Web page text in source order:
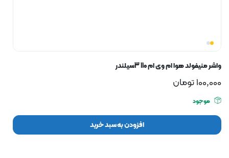
واشر منیفولد هوا ام وی ام 110 3سیلندر
100,000تومان
موجود
افزودن به سبد خرید